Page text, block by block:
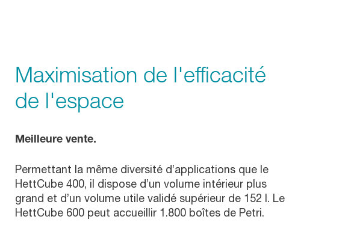
Maximisation de l'efficacité
de l'espace
Meilleure vente.
Permettant la même diversité d’applications que le
HettCube 400, il dispose d’un volume intérieur plus
grand et d’un volume utile validé supérieur de 152 l. Le
HettCube 600 peut accueillir 1.800 boîtes de Petri.